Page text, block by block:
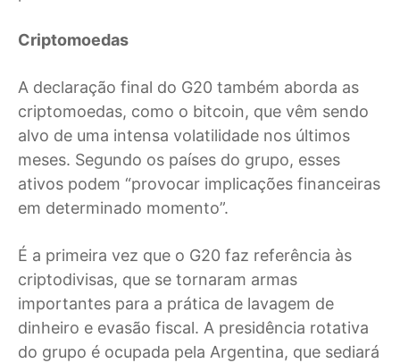
Criptomoedas
A declaração final do G20 também aborda as
criptomoedas, como o bitcoin, que vêm sendo
alvo de uma intensa volatilidade nos últimos
meses. Segundo os países do grupo, esses
ativos podem “provocar implicações financeiras
em determinado momento”.
É a primeira vez que o G20 faz referência às
criptodivisas, que se tornaram armas
importantes para a prática de lavagem de
dinheiro e evasão fiscal. A presidência rotativa
do grupo é ocupada pela Argentina, que sediará